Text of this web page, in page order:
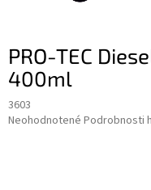
PRO-TEC
400ml
3603
Priemerné
Neohodnotené Podrobnosti